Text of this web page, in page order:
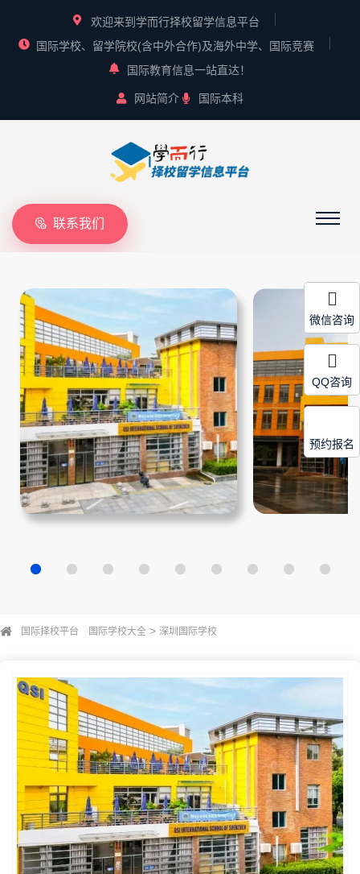
欢迎来到学而行择校留学信息平台
国际学校、留学院校(含中外合作)及海外中学、国际竞赛
国际教育信息一站直达！
网站简介 国际本科
联系我们
国际择校平台 国际学校大全 > 深圳国际学校
微信咨询
QQ咨询
预约报名